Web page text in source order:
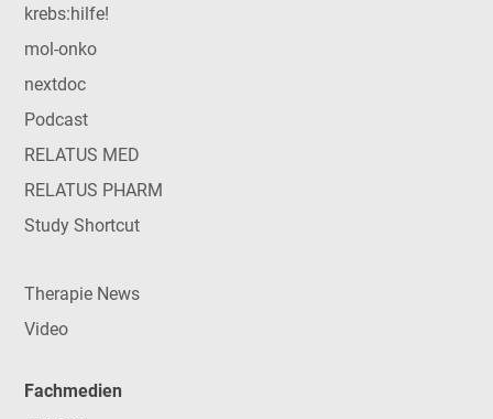
krebs:hilfe!
mol-onko
nextdoc
Podcast
RELATUS MED
RELATUS PHARM
Study Shortcut
Therapie News
Video
Fachmedien